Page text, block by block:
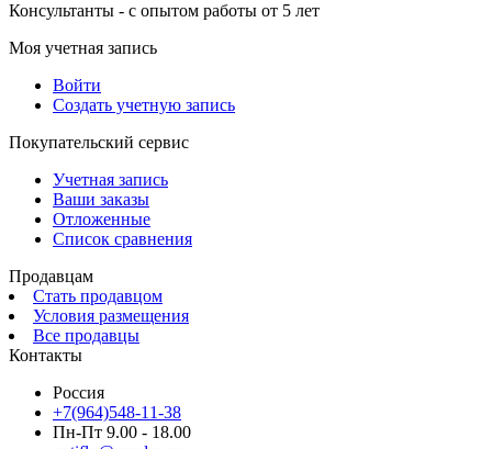
Консультанты - с опытом работы от 5 лет
Моя учетная запись
Войти
Создать учетную запись
Покупательский сервис
Учетная запись
Ваши заказы
Отложенные
Список сравнения
Продавцам
Стать продавцом
Условия размещения
Все продавцы
Контакты
Россия
+7(964)548-11-38
Пн-Пт 9.00 - 18.00